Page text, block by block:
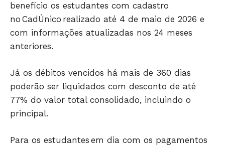
benefício os estudantes com cadastro
no CadÚnico realizado até 4 de maio de 2026 e
com informações atualizadas nos 24 meses
anteriores.
Já os débitos vencidos há mais de 360 dias
poderão ser liquidados com desconto de até
77% do valor total consolidado, incluindo o
principal.
Para os estudantes em dia com os pagamentos